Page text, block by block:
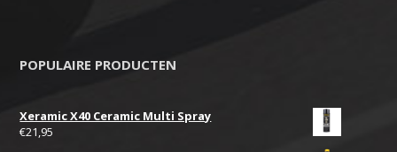
POPULAIRE PRODUCTEN
Xeramic X40 Ceramic Multi Spray
€21,95